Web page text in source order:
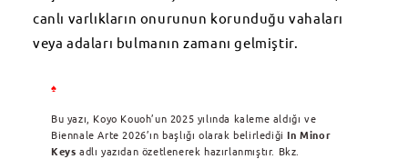
canlı varlıkların onurunun korunduğu vahaları
veya adaları bulmanın zamanı gelmiştir.
♠
Bu yazı, Koyo Kouoh’un 2025 yılında kaleme aldığı ve
Biennale Arte 2026’ın başlığı olarak belirlediğiIn Minor
Keys adlı yazıdan özetlenerek hazırlanmıştır. Bkz.